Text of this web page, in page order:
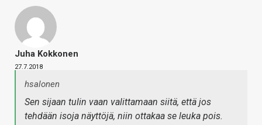
Juha Kokkonen
27.7.2018
hsalonen
Sen sijaan tulin vaan valittamaan siitä, että jos
tehdään isoja näyttöjä, niin ottakaa se leuka pois.